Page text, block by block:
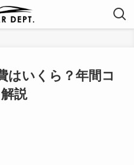
はいくら？年間コ
説